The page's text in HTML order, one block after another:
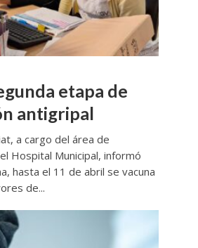
etapa de
antigripal
a cargo del área de
Hospital Municipal, informó
hasta el 11 de abril se vacuna
de...